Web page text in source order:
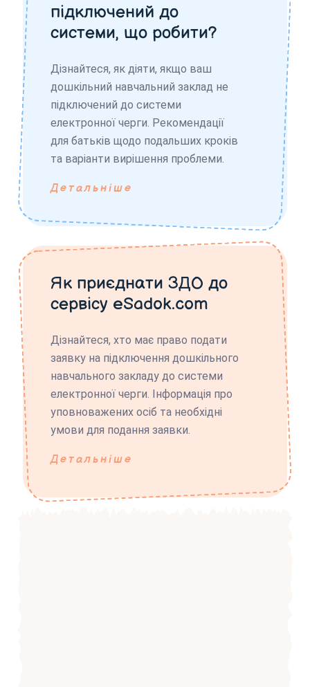
підключений до
системи, що робити?
Дізнайтеся, як діяти, якщо ваш
дошкільний навчальний заклад не
підключений до системи
електронної черги. Рекомендації
для батьків щодо подальших кроків
та варіанти вирішення проблеми.
Детальніше
Як приєднати ЗДО до
сервісу eSadok.com
Дізнайтеся, хто має право подати
заявку на підключення дошкільного
навчального закладу до системи
електронної черги. Інформація про
уповноважених осіб та необхідні
умови для подання заявки.
Детальніше